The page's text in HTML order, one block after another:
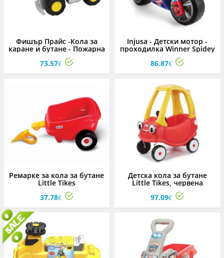
Фишър Прайс -Кола за
каране и бутане - Пожарна
73.57€
Injusa - Детски мотор -
проходилка Winner Spidey
86.87€
Ремарке за кола за бутане
Little Tikes
37.78€
Детска кола за бутане
Little Tikes, червена
97.09€